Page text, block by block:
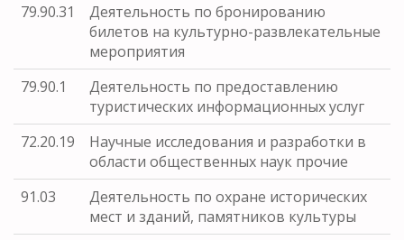
79.90.31
Деятельность по бронированию
билетов на культурно-развлекательные
мероприятия
79.90.1
Деятельность по предоставлению
туристических информационных услуг
72.20.19
Научные исследования и разработки в
области общественных наук прочие
91.03
Деятельность по охране исторических
мест и зданий, памятников культуры